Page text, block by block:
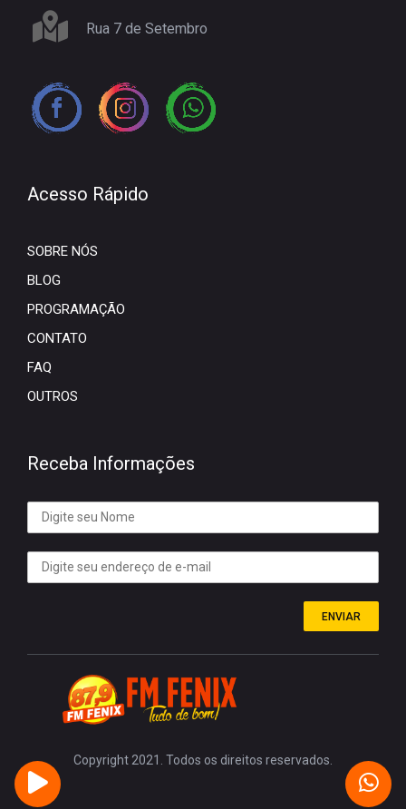
Rua 7 de Setembro
Acesso Rápido
SOBRE NÓS
BLOG
PROGRAMAÇÃO
CONTATO
FAQ
OUTROS
Receba Informações
ENVIAR
Copyright 2021. Todos os direitos reservados.